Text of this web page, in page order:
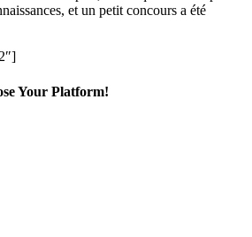
et un petit concours a été
Your Platform!